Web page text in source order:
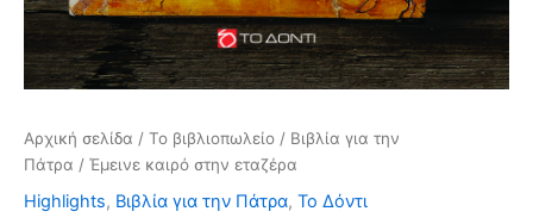
Αρχική σελίδα / Το βιβλιοπωλείο / Βιβλία για την
Πάτρα / Έμεινε καιρό στην εταζέρα
Highlights, Βιβλία για την Πάτρα, Το Δόντι